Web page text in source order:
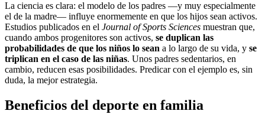
La ciencia es clara: el modelo de los padres —y muy especialmente
el de la madre— influye enormemente en que los hijos sean activos.
Estudios publicados en el Journal of Sports Sciences muestran que,
cuando ambos progenitores son activos, se duplican las
probabilidades de que los niños lo sean a lo largo de su vida, y se
triplican en el caso de las niñas. Unos padres sedentarios, en
cambio, reducen esas posibilidades. Predicar con el ejemplo es, sin
duda, la mejor estrategia.
Beneficios del deporte en familia